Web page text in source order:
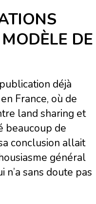
DE
déjà
France, où de
land sharing et
beaucoup de
conclusion allait
général
n’a sans doute pas